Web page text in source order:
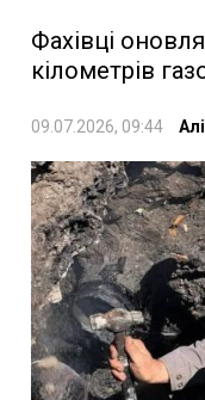
Фахівці
кілометрів
09.07.2026, 09:44